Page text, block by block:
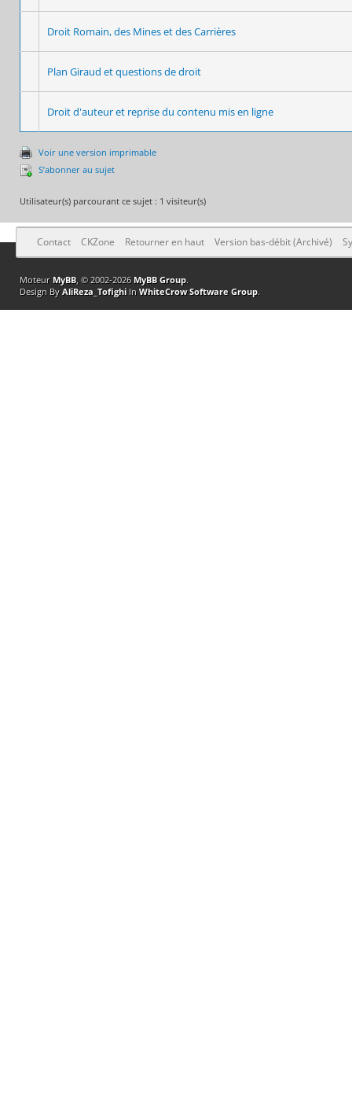
Droit Romain, des Mines et des Carrières
Plan Giraud et questions de droit
Droit d'auteur et reprise du contenu mis en ligne
Voir une version imprimable
S’abonner au sujet
Utilisateur(s) parcourant ce sujet : 1 visiteur(s)
Contact CKZone Retourner en haut Version bas-débit (Archivé)
Moteur MyBB, © 2002-2026 MyBB Group.
Design By AliReza_TofighiIn WhiteCrow Software Group.